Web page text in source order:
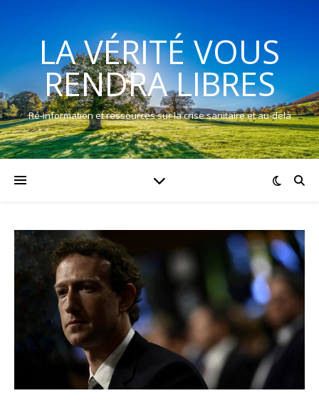
LA VÉRITÉ VOUS
RENDRA LIBRES
Ré-information et ressources sur la crise sanitaire et au-delà